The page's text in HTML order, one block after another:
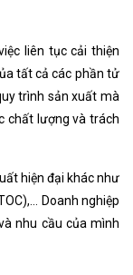
liên tục cải thiện
tất cả các phần tử
trình sản xuất mà
chất lượng và trách
hiện đại khác như
Doanh nghiệp
nhu cầu của mình